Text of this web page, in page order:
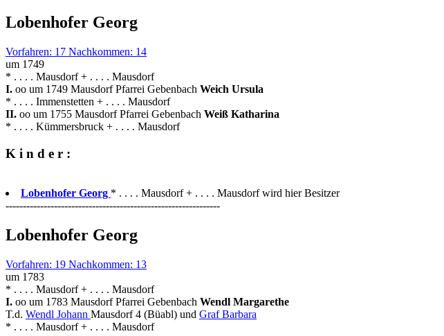
Lobenhofer Georg
Vorfahren: 17 Nachkommen: 14
um 1749
* . . . . Mausdorf + . . . . Mausdorf
I. oo um 1749 Mausdorf Pfarrei Gebenbach Weich Ursula
* . . . . Immenstetten + . . . . Mausdorf
II. oo um 1755 Mausdorf Pfarrei Gebenbach Weiß Katharina
* . . . . Kümmersbruck + . . . . Mausdorf
K i n d e r :
Lobenhofer Georg * . . . . Mausdorf + . . . . Mausdorf wird hier Besitzer
--------------------------------------------------------------
Lobenhofer Georg
Vorfahren: 19 Nachkommen: 13
um 1783
* . . . . Mausdorf + . . . . Mausdorf
I. oo um 1783 Mausdorf Pfarrei Gebenbach Wendl Margarethe
T.d. Wendl Johann Mausdorf 4 (Büabl) und Graf Barbara
* . . . . Mausdorf + . . . . Mausdorf